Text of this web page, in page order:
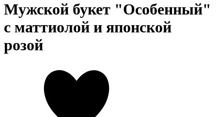
Мужской букет "Особенный"
с маттиолой и японской
розой